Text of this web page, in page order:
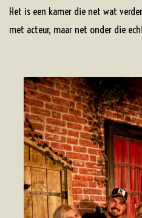
Het is een kamer die net wat
met acteur, maar net onder die